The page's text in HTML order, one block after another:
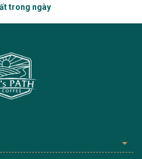
trong ngày